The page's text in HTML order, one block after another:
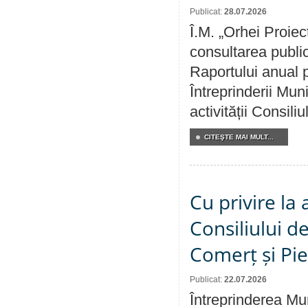
Publicat: 28.07.2026
Î.M. „Orhei
consultarea
Raportului anual
Întreprinderii
activității
CITEŞTE MAI MULT...
Cu privire la
Consiliului
Comerț și
Publicat: 22.07.2026
Întreprinderea